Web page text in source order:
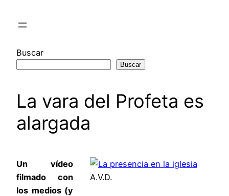
Buscar
Buscar
La vara del Profeta es
alargada
A.V.D.
Un vídeo
filmado con
los medios (y